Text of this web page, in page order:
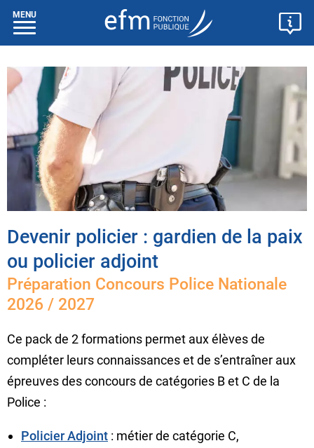
MENU
Devenir policier : gardien de la paix
ou policier adjoint
Préparation Concours Police Nationale
2026 / 2027
Ce pack de 2 formations permet aux élèves de
compléter leurs connaissances et de s’entraîner aux
épreuves des concours de catégories B et C de la
Police :
Policier Adjoint : métier de catégorie C,